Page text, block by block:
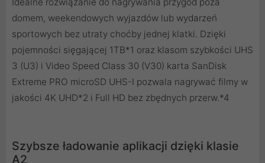
Idealne rozwiązanie do nagrywania przygód poza
domem, weekendowych wyjazdów lub wydarzeń
sportowych bez utraty choćby jednej klatki. Dzięki
pojemności sięgającej 1TB*1 oraz klasom szybkości UHS
3 (U3) i Video Speed Class 30 (V30) karta SanDisk
Extreme PRO microSD UHS-I pozwala nagrywać filmy w
jakości 4K UHD*2 i Full HD bez zbędnych przerw.*4
Szybsze ładowanie aplikacji dzięki klasie
A2